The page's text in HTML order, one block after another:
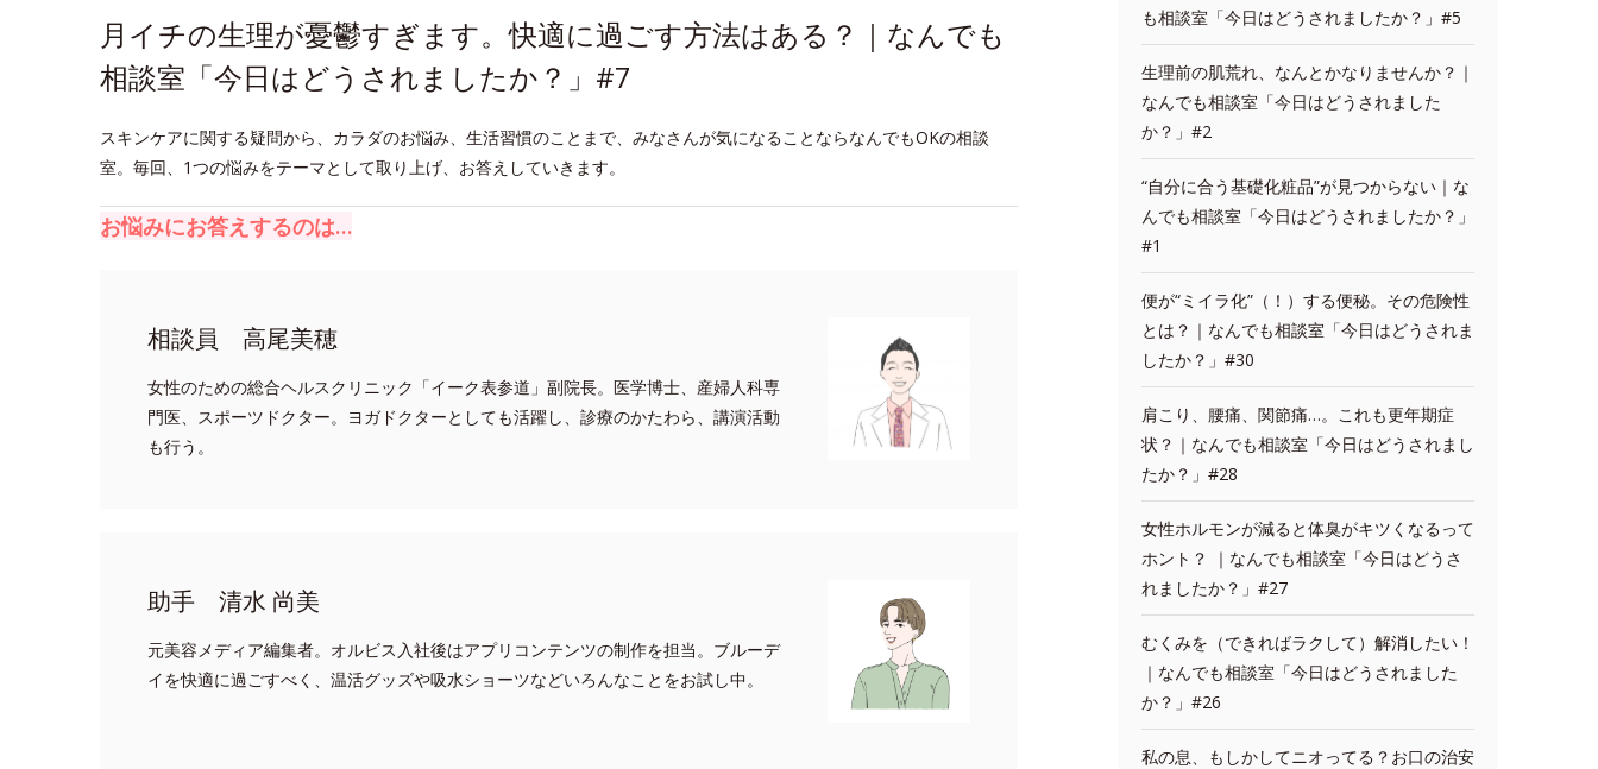
月イチの生理が憂鬱すぎます。快適に過ごす方法はある？｜なんでも
相談室「今日はどうされましたか？」#7
スキンケアに関する疑問から、カラダのお悩み、生活習慣のことまで、みなさんが気になることならなんでもOKの相談
室。毎回、1つの悩みをテーマとして取り上げ、お答えしていきます。
お悩みにお答えするのは…
相談員 高尾美穂
女性のための総合ヘルスクリニック「イーク表参道」副院長。医学博士、産婦人科専
門医、スポーツドクター。ヨガドクターとしても活躍し、診療のかたわら、講演活動
も行う。
助手 清水 尚美
元美容メディア編集者。オルビス入社後はアプリコンテンツの制作を担当。ブルーデ
イを快適に過ごすべく、温活グッズや吸水ショーツなどいろんなことをお試し中。
も相談室「今日はどうされましたか？」#5
生理前の肌荒れ、なんとかなりませんか？｜
なんでも相談室「今日はどうされました
か？」#2
“自分に合う基礎化粧品”が見つからない｜な
んでも相談室「今日はどうされましたか？」
#1
便が“ミイラ化”（！）する便秘。その危険性
とは？｜なんでも相談室「今日はどうされま
したか？」#30
肩こり、腰痛、関節痛…。これも更年期症
状？｜なんでも相談室「今日はどうされまし
たか？」#28
女性ホルモンが減ると体臭がキツくなるって
ホント？ ｜なんでも相談室「今日はどうさ
れましたか？」#27
むくみを（できればラクして）解消したい！
｜なんでも相談室「今日はどうされました
か？」#26
私の息、もしかしてニオってる？お口の治安